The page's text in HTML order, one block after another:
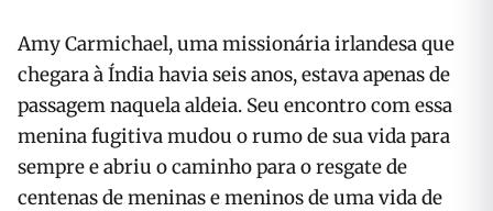
Amy Carmichael, uma missionária irlandesa que
chegara à Índia havia seis anos, estava apenas de
passagem naquela aldeia. Seu encontro com essa
menina fugitiva mudou o rumo de sua vida para
sempre e abriu o caminho para o resgate de
centenas de meninas e meninos de uma vida de